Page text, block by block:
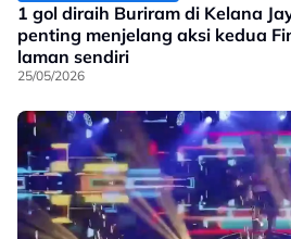
1 gol diraih Buriram di Kelana
penting menjelang aksi kedua
laman sendiri
25/05/2026